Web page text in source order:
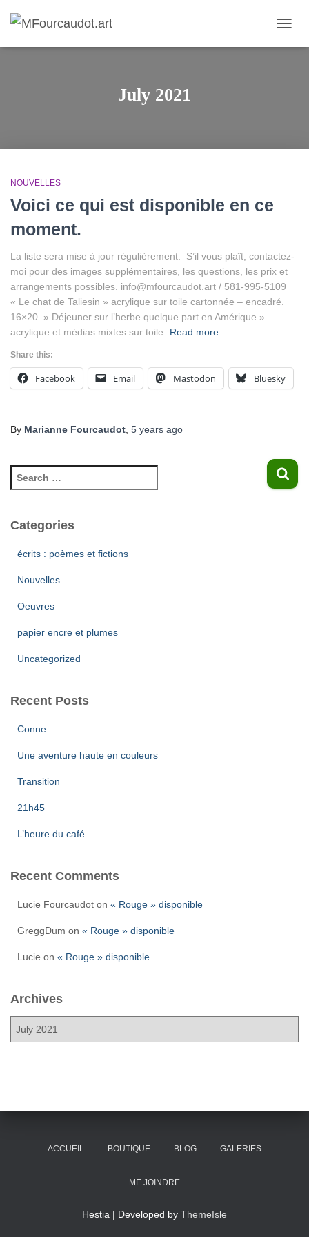
July 2021
NOUVELLES
Voici ce qui est disponible en ce
moment.
La liste sera mise à jour régulièrement. S’il vous plaît, contactez-
moi pour des images supplémentaires, les questions, les prix et
arrangements possibles. info@mfourcaudot.art / 581-995-5109
« Le chat de Taliesin » acrylique sur toile cartonnée – encadré.
16×20 » Déjeuner sur l’herbe quelque part en Amérique »
acrylique et médias mixtes sur toile.
Read more
Share this:
Facebook Email Mastodon Bluesky
By Marianne Fourcaudot 5 years ago
Categories
écrits : poèmes et fictions
Nouvelles
Oeuvres
papier encre et plumes
Uncategorized
Recent Posts
Conne
Une aventure haute en couleurs
Transition
21h45
L’heure du café
Recent Comments
Lucie Fourcaudot on « Rouge » disponible
GreggDum on « Rouge » disponible
Lucie on « Rouge » disponible
Archives
ACCUEIL BOUTIQUE BLOG GALERIES
ME JOINDRE
Hestia | Developed by ThemeIsle